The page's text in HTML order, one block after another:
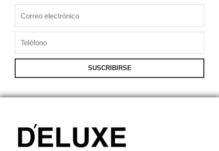
Apellidos
SUSCRIBIRSE